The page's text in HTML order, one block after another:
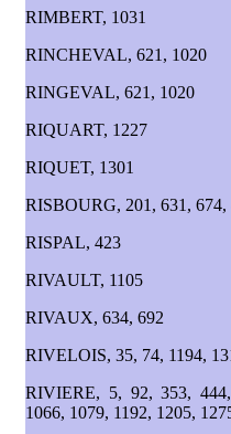
RIMBERT, 1031
RINCHEVAL, 621, 1020
RINGEVAL, 621, 1020
RIQUART, 1227
RIQUET, 1301
RISBOURG, 201, 631, 674,
RISPAL, 423
RIVAULT, 1105
RIVAUX, 634, 692
RIVELOIS, 35, 74, 1194,
RIVIERE, 5, 92, 353,
1066, 1079, 1192, 1205,